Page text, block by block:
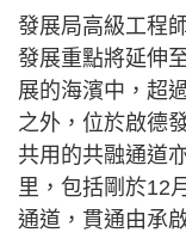
發展局高級工程
發展重點將延伸
展的海濱中，超
之外，位於啟德
共用的共融通道
里，包括剛於12
通道，貫通由承